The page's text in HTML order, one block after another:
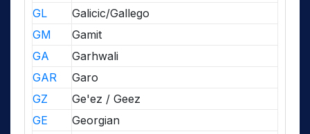
GL
Galicic/Gallego
GM
Gamit
GA
Garhwali
GAR
Garo
GZ
Ge'ez / Geez
GE
Georgian